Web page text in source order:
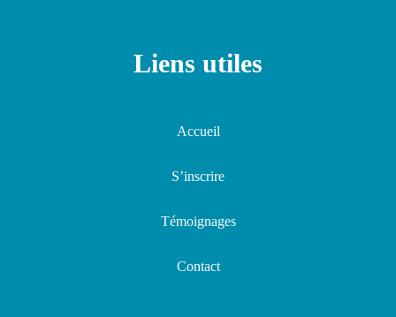
Liens utiles
Accueil
S’inscrire
Témoignages
Contact